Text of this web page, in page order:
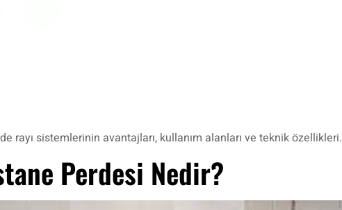
rayı sistemlerinin avantajları, kullanım alanları ve teknik özellikleri.
Perdesi Nedir?